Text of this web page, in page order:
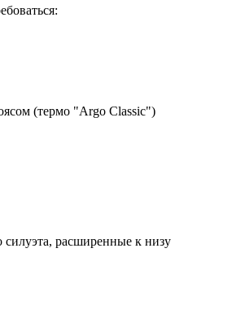
(термо "Argo Classic")
расширенные к низу